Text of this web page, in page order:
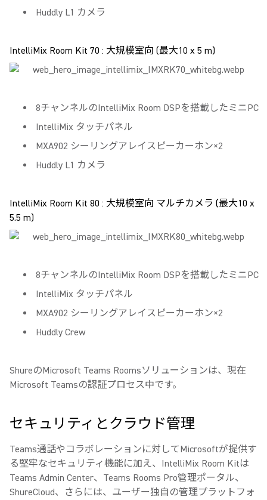
Huddly L1 カメラ
IntelliMix Room Kit 70 : 大規模室向 (最大10 x 5 m)
8チャンネルのIntelliMix Room DSPを搭載したミニPC
IntelliMix タッチパネル
MXA902 シーリングアレイスピーカーホン×2
Huddly L1 カメラ
IntelliMix Room Kit 80 : 大規模室向 マルチカメラ (最大10 x
5.5 m)
8チャンネルのIntelliMix Room DSPを搭載したミニPC
IntelliMix タッチパネル
MXA902 シーリングアレイスピーカーホン×2
Huddly Crew
ShureのMicrosoft Teams Roomsソリューションは、現在
Microsoft Teamsの認証プロセス中です。
セキュリティとクラウド管理
Teams通話やコラボレーションに対してMicrosoftが提供す
る堅牢なセキュリティ機能に加え、IntelliMix Room Kitは
Teams Admin Center、Teams Rooms Pro管理ポータル、
ShureCloud、さらには、ユーザー独自の管理プラットフォ